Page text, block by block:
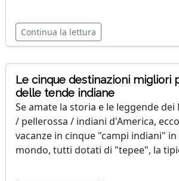
Continua la lettura
Le cinque destinazioni migliori
delle tende indiane
Se amate la storia e le leggende dei
/ pellerossa / indiani d'America,
vacanze in cinque "campi indiani"
mondo, tutti dotati di "tepee", la